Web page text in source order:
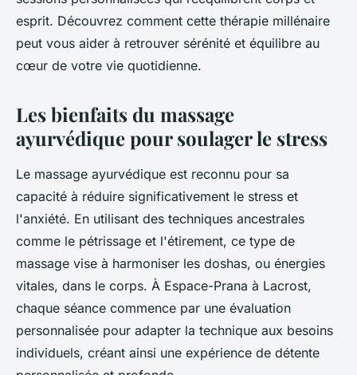
esprit. Découvrez comment cette thérapie millénaire
peut vous aider à retrouver sérénité et équilibre au
cœur de votre vie quotidienne.
Les bienfaits du massage
ayurvédique pour soulager le stress
Le massage ayurvédique est reconnu pour sa
capacité à réduire significativement le stress et
l'anxiété. En utilisant des techniques ancestrales
comme le pétrissage et l'étirement, ce type de
massage vise à harmoniser les doshas, ou énergies
vitales, dans le corps. À Espace-Prana à Lacrost,
chaque séance commence par une évaluation
personnalisée pour adapter la technique aux besoins
individuels, créant ainsi une expérience de détente